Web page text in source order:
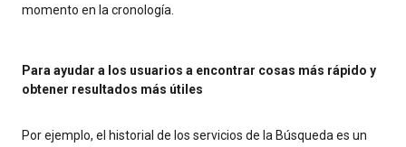
momento en la cronología.
Para ayudar a los usuarios a encontrar cosas más rápido y
obtener resultados más útiles
Por ejemplo, el historial de los servicios de la Búsqueda es un